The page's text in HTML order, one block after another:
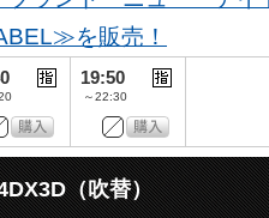
を販売！
19:50
～22:30
（吹替）